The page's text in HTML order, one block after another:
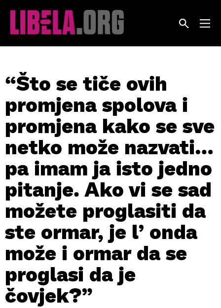
“Što se tiče ovih
promjena spolova i
promjena kako se sve
netko može nazvati…
pa imam ja isto jedno
pitanje. Ako vi se sad
možete proglasiti da
ste ormar, je l’ onda
može i ormar da se
proglasi da je
čovjek?”